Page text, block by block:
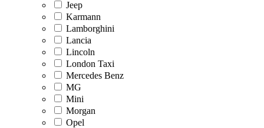
Jeep
Karmann
Lamborghini
Lancia
Lincoln
London Taxi
Mercedes Benz
MG
Mini
Morgan
Opel